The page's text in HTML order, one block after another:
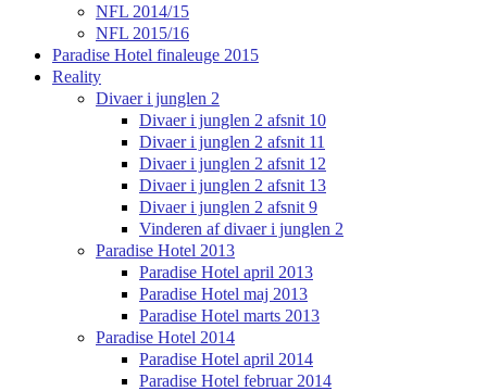
NFL 2014/15
NFL 2015/16
Paradise Hotel finaleuge 2015
Reality
Divaer i junglen 2
Divaer i junglen 2 afsnit 10
Divaer i junglen 2 afsnit 11
Divaer i junglen 2 afsnit 12
Divaer i junglen 2 afsnit 13
Divaer i junglen 2 afsnit 9
Vinderen af divaer i junglen 2
Paradise Hotel 2013
Paradise Hotel april 2013
Paradise Hotel maj 2013
Paradise Hotel marts 2013
Paradise Hotel 2014
Paradise Hotel april 2014
Paradise Hotel februar 2014